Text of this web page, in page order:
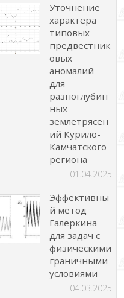
Уточнение
характера
типовых
предвестник
овых
аномалий
для
разноглубин
ных
землетрясен
ий Курило-
Камчатского
региона
01.04.2025
Эффективны
й метод
Галеркина
для задач с
физическими
граничными
условиями
04.03.2025